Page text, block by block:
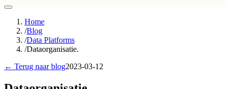
Home
/Blog
/Data Platforms
/Dataorganisatie.
← Terug naar blog2023-03-12